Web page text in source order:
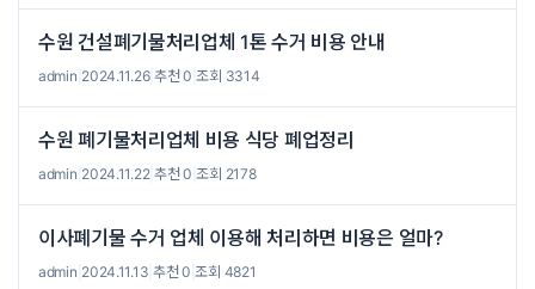
수원 건설폐기물처리업체 1톤 수거 비용 안내
admin 2024.11.26| 추천 0 |조회 3314
수원 폐기물처리업체 비용 식당 폐업정리
admin 2024.11.22| 추천 0 |조회 2178
이사폐기물 수거 업체 이용해 처리하면 비용은 얼마?
admin 2024.11.13 추천 0 |조회 4821